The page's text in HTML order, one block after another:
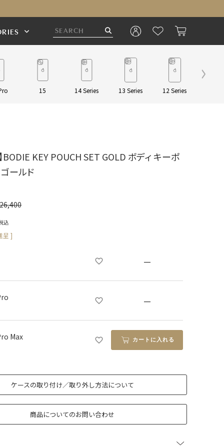
15 14 Series 13 Series 12 Series
BODIE KEY POUCH SET GOLD ボディ キーポ
ールド
26,400
込
呈 ]
—
—
Max カートに入れる
ケースの取り付け／取り外し方法について
商品についてのお問い合わせ